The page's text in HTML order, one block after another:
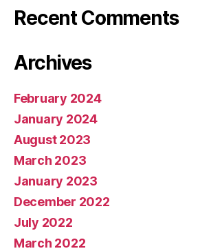
Recent Comments
Archives
February 2024
January 2024
August 2023
March 2023
January 2023
December 2022
July 2022
March 2022